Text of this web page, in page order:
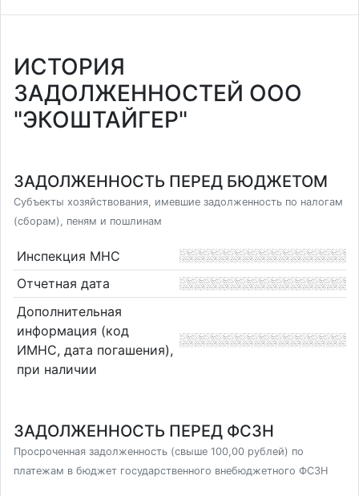
ИСТОРИЯ
ЗАДОЛЖЕННОСТЕЙ ООО
"ЭКОШТАЙГЕР"
ЗАДОЛЖЕННОСТЬ ПЕРЕД БЮДЖЕТОМ
Субъекты хозяйствования, имевшие задолженность по налогам
(сборам), пеням и пошлинам
Инспекция МНС
Отчетная дата
Дополнительная
информация (код
ИМНС, дата погашения),
при наличии
ЗАДОЛЖЕННОСТЬ ПЕРЕД ФСЗН
Просроченная задолженность (свыше 100,00 рублей) по
платежам в бюджет государственного внебюджетного ФСЗН